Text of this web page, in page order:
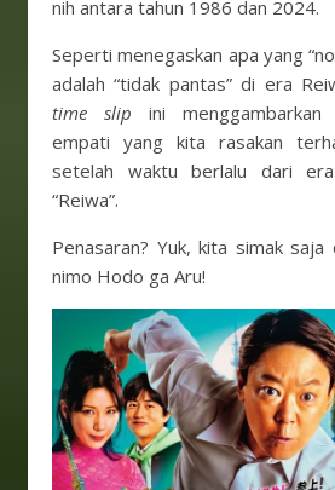
nih antara tahun 1986 dan 2024.
Seperti menegaskan apa yang
adalah “tidak pantas” di era
time slip ini menggambarkan
empati yang kita rasakan
setelah waktu berlalu dari
“Reiwa”.
Penasaran? Yuk, kita simak
nimo Hodo ga Aru!